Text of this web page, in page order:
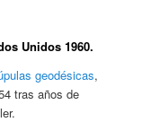
Unidos 1960.
geodésicas,
tras años de